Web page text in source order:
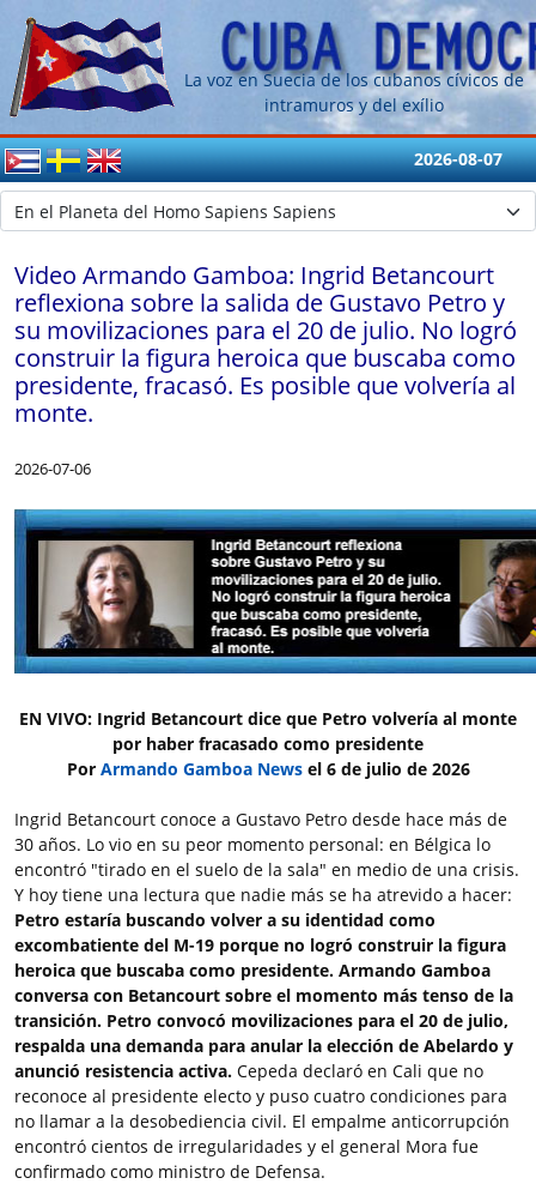
La voz en Suecia de los cubanos cívicos de
intramuros y del exílio
2026-08-07
Video Armando Gamboa: Ingrid Betancourt
reflexiona sobre la salida de Gustavo Petro y
su movilizaciones para el 20 de julio. No logró
construir la figura heroica que buscaba como
presidente, fracasó. Es posible que volvería al
monte.
2026-07-06
EN VIVO: Ingrid Betancourt dice que Petro volvería al monte
por haber fracasado como presidente
Por Armando Gamboa News el 6 de julio de 2026
Ingrid Betancourt conoce a Gustavo Petro desde hace más de
30 años. Lo vio en su peor momento personal: en Bélgica lo
encontró "tirado en el suelo de la sala" en medio de una crisis.
Y hoy tiene una lectura que nadie más se ha atrevido a hacer:
Petro estaría buscando volver a su identidad como
excombatiente del M-19 porque no logró construir la figura
heroica que buscaba como presidente. Armando Gamboa
conversa con Betancourt sobre el momento más tenso de la
transición. Petro convocó movilizaciones para el 20 de julio,
respalda una demanda para anular la elección de Abelardo y
anunció resistencia activa. Cepeda declaró en Cali que no
reconoce al presidente electo y puso cuatro condiciones para
no llamar a la desobediencia civil. El empalme anticorrupción
encontró cientos de irregularidades y el general Mora fue
confirmado como ministro de Defensa.